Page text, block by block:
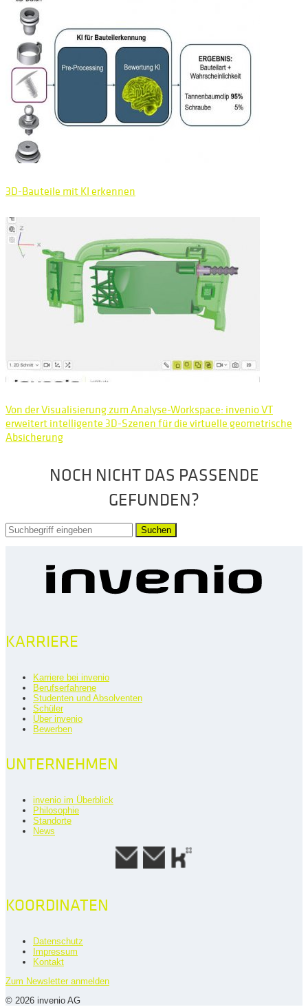
3D-Bauteile mit KI erkennen
Von der Visualisierung zum Analyse-Workspace: invenio VT
erweitert intelligente 3D-Szenen für die virtuelle geometrische
Absicherung
NOCH NICHT DAS PASSENDE
GEFUNDEN?
Suchen
KARRIERE
Karriere bei invenio
Berufserfahrene
Studenten und Absolventen
Schüler
Über invenio
Bewerben
UNTERNEHMEN
invenio im Überblick
Philosophie
Standorte
News
KOORDINATEN
Datenschutz
Impressum
Kontakt
Zum Newsletter anmelden
© 2026 invenio AG